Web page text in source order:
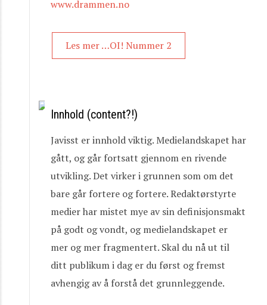
www.drammen.no
Les mer …OI! Nummer 2
Innhold (content?!)
Javisst er innhold viktig. Medielandskapet har
gått, og går fortsatt gjennom en rivende
utvikling. Det virker i grunnen som om det
bare går fortere og fortere. Redaktørstyrte
medier har mistet mye av sin definisjonsmakt
på godt og vondt, og medielandskapet er
mer og mer fragmentert. Skal du nå ut til
ditt publikum i dag er du først og fremst
avhengig av å forstå det grunnleggende.